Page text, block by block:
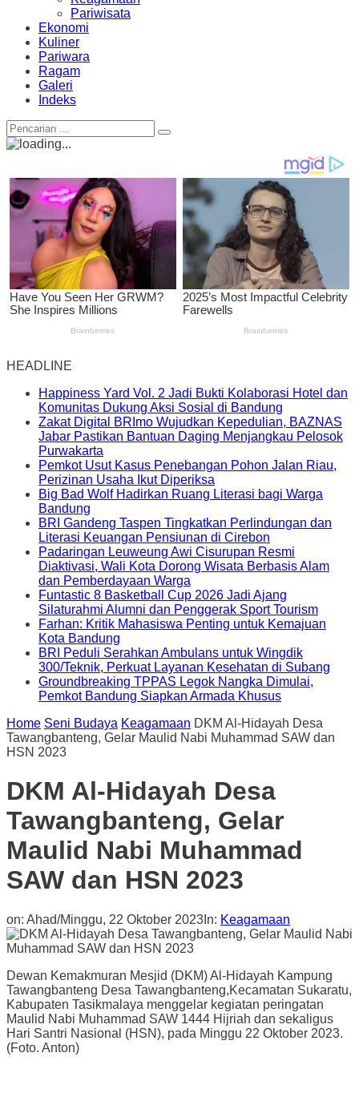
Pariwisata
Ekonomi
Kuliner
Pariwara
Ragam
Galeri
Indeks
HEADLINE
Happiness Yard Vol. 2 Jadi Bukti Kolaborasi Hotel dan
Komunitas Dukung Aksi Sosial di Bandung
Zakat Digital BRImo Wujudkan Kepedulian, BAZNAS
Jabar Pastikan Bantuan Daging Menjangkau Pelosok
Purwakarta
Pemkot Usut Kasus Penebangan Pohon Jalan Riau,
Perizinan Usaha Ikut Diperiksa
Big Bad Wolf Hadirkan Ruang Literasi bagi Warga
Bandung
BRI Gandeng Taspen Tingkatkan Perlindungan dan
Literasi Keuangan Pensiunan di Cirebon
Padaringan Leuweung Awi Cisurupan Resmi
Diaktivasi, Wali Kota Dorong Wisata Berbasis Alam
dan Pemberdayaan Warga
Funtastic 8 Basketball Cup 2026 Jadi Ajang
Silaturahmi Alumni dan Penggerak Sport Tourism
Farhan: Kritik Mahasiswa Penting untuk Kemajuan
Kota Bandung
BRI Peduli Serahkan Ambulans untuk Wingdik
300/Teknik, Perkuat Layanan Kesehatan di Subang
Groundbreaking TPPAS Legok Nangka Dimulai,
Pemkot Bandung Siapkan Armada Khusus
Home Seni Budaya Keagamaan DKM Al-Hidayah Desa
Tawangbanteng, Gelar Maulid Nabi Muhammad SAW dan
HSN 2023
DKM Al-Hidayah Desa
Tawangbanteng, Gelar
Maulid Nabi Muhammad
SAW dan HSN 2023
on: Ahad/Minggu, 22 Oktober 2023 In: Keagamaan
Dewan Kemakmuran Mesjid (DKM) Al-Hidayah Kampung
Tawangbanteng Desa Tawangbanteng,Kecamatan Sukaratu,
Kabupaten Tasikmalaya menggelar kegiatan peringatan
Maulid Nabi Muhammad SAW 1444 Hijriah dan sekaligus
Hari Santri Nasional (HSN), pada Minggu 22 Oktober 2023.
(Foto. Anton)